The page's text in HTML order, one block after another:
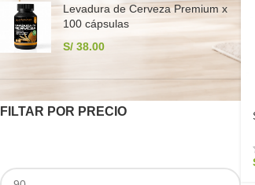
Levadura de Cerveza Premium x
100 cápsulas
S/ 38.00
FILTAR POR PRECIO